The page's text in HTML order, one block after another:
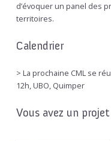
d’évoquer un panel des
territoires.
Calendrier
> La prochaine CML se
12h, UBO, Quimper
Vous avez un